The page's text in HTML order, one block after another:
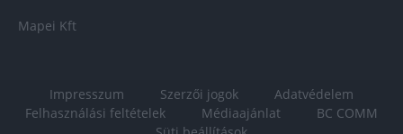
Mapei Kft
Impresszum Szerzői jogok
Adatvédelem
Felhasználási feltételek
Médiaajánlat
BC COMM